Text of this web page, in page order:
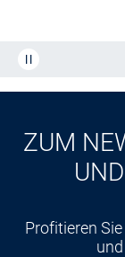
ZUM
UND
Profitieren